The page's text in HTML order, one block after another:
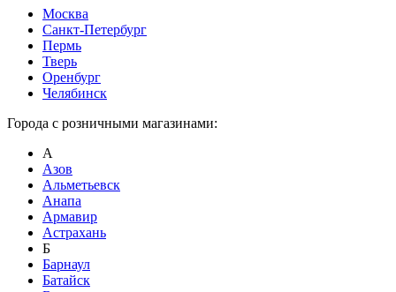
Москва
Санкт-Петербург
Пермь
Тверь
Оренбург
Челябинск
Города с розничными магазинами:
А
Азов
Альметьевск
Анапа
Армавир
Астрахань
Б
Барнаул
Батайск